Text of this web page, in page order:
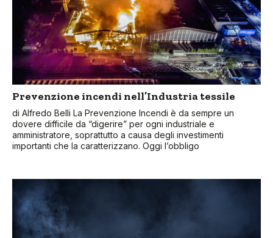
Prevenzione incendi nell’Industria tessile
di Alfredo Belli La Prevenzione Incendi è da sempre un
dovere difficile da “digerire” per ogni industriale e
amministratore, soprattutto a causa degli investimenti
importanti che la caratterizzano. Oggi l’obbligo